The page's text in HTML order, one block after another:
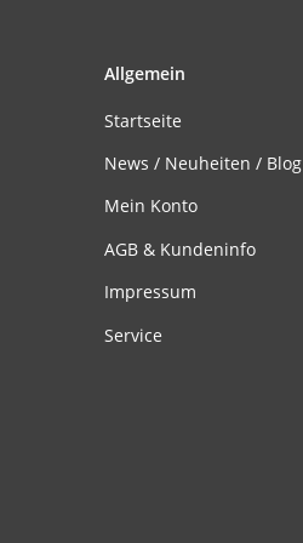
Allgemein
Startseite
News / Neuheiten / Blog
Mein Konto
AGB & Kundeninfo
Impressum
Service